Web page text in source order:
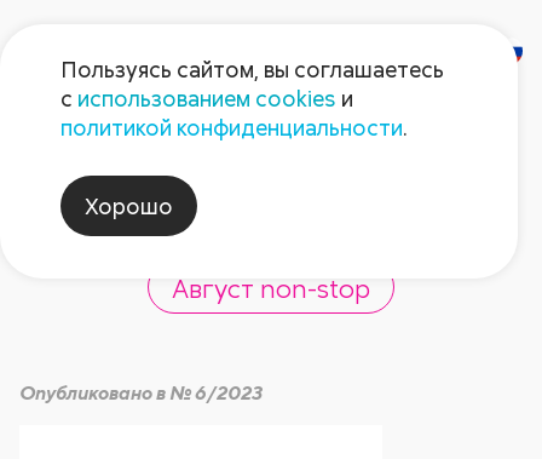
Новый сервис
«Августа»
Август non-stop
Опубликовано в № 6/2023
Пользуясь сайтом, вы соглашаетесь
с использованием cookies и
политикой конфиденциальности.
Хорошо